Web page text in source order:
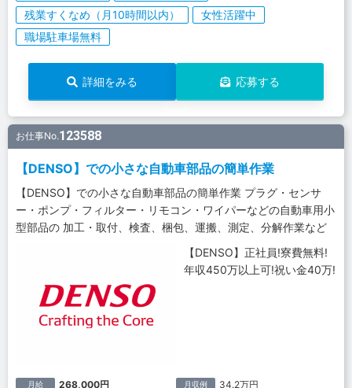
残業すくなめ（月10時間以内）
女性活躍中
職場駐車場無料
詳細をみる 応募する
お仕事No.123588
【DENSO】での小さな自動車部品の簡単作業
【DENSO】での小さな自動車部品の簡単作業 プラグ・センサ
ー・ポンプ・フィルター・リモコン・ワイパーなどの自動車用小
型部品の 加工・取付、検査、梱包、運搬、測定、分解作業など
【DENSO】正社員!寮費無料!
年収450万以上可!祝い金40万!
月給 268,000円 月収例 34.2万円